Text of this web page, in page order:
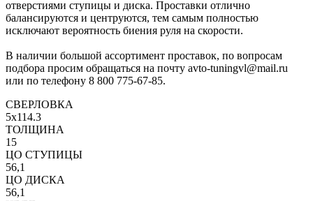
отверстиями ступицы и диска. Проставки отлично
балансируются и центруются, тем самым полностью
исключают вероятность биения руля на скорости.
В наличии большой ассортимент проставок, по вопросам
подбора просим обращаться на почту avto-tuningvl@mail.ru
или по телефону 8 800 775-67-85.
СВЕРЛОВКА
5x114.3
ТОЛЩИНА
15
ЦО СТУПИЦЫ
56,1
ЦО ДИСКА
56,1